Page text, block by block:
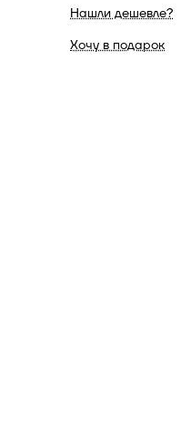
Нашли дешевле?
Хочу в подарок